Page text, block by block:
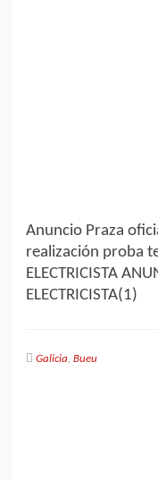
Anuncio Praza
realización proba
ELECTRICISTA
ELECTRICISTA(1)
Galicia, Bueu